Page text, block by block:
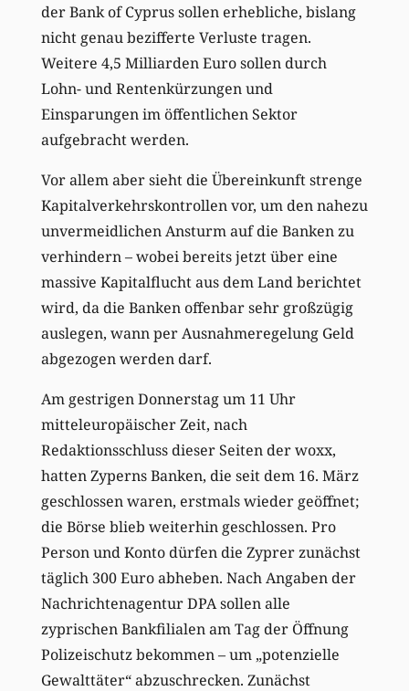
der Bank of Cyprus sollen erhebliche, bislang
nicht genau bezifferte Verluste tragen.
Weitere 4,5 Milliarden Euro sollen durch
Lohn- und Rentenkürzungen und
Einsparungen im öffentlichen Sektor
aufgebracht werden.
Vor allem aber sieht die Übereinkunft strenge
Kapitalverkehrskontrollen vor, um den nahezu
unvermeidlichen Ansturm auf die Banken zu
verhindern – wobei bereits jetzt über eine
massive Kapitalflucht aus dem Land berichtet
wird, da die Banken offenbar sehr großzügig
auslegen, wann per Ausnahmeregelung Geld
abgezogen werden darf.
Am gestrigen Donnerstag um 11 Uhr
mitteleuropäischer Zeit, nach
Redaktionsschluss dieser Seiten der woxx,
hatten Zyperns Banken, die seit dem 16. März
geschlossen waren, erstmals wieder geöffnet;
die Börse blieb weiterhin geschlossen. Pro
Person und Konto dürfen die Zyprer zunächst
täglich 300 Euro abheben. Nach Angaben der
Nachrichtenagentur DPA sollen alle
zyprischen Bankfilialen am Tag der Öffnung
Polizeischutz bekommen – um „potenzielle
Gewalttäter“ abzuschrecken. Zunächst